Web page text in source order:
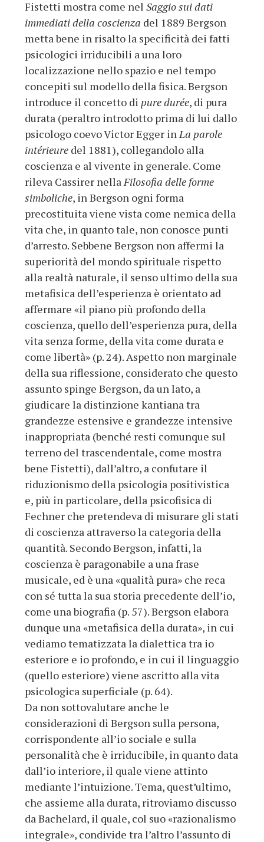
Fistetti mostra come nel Saggio sui dati
immediati della coscienza del 1889 Bergson
metta bene in risalto la specificità dei fatti
psicologici irriducibili a una loro
localizzazione nello spazio e nel tempo
concepiti sul modello della fisica. Bergson
introduce il concetto di pure durée, di pura
durata (peraltro introdotto prima di lui dallo
psicologo coevo Victor Egger inLa parole
intérieure del 1881), collegandolo alla
coscienza e al vivente in generale. Come
rileva Cassirer nellaFilosofia delle forme
simboliche, in Bergson ogni forma
precostituita viene vista come nemica della
vita che, in quanto tale, non conosce punti
d’arresto. Sebbene Bergson non affermi la
superiorità del mondo spirituale rispetto
alla realtà naturale, il senso ultimo della sua
metafisica dell’esperienza è orientato ad
affermare «il piano più profondo della
coscienza, quello dell’esperienza pura, della
vita senza forme, della vita come durata e
come libertà» (p. 24). Aspetto non marginale
della sua riflessione, considerato che questo
assunto spinge Bergson, da un lato, a
giudicare la distinzione kantiana tra
grandezze estensive e grandezze intensive
inappropriata (benché resti comunque sul
terreno del trascendentale, come mostra
bene Fistetti), dall’altro, a confutare il
riduzionismo della psicologia positivistica
e, più in particolare, della psicofisica di
Fechner che pretendeva di misurare gli stati
di coscienza attraverso la categoria della
quantità. Secondo Bergson, infatti, la
coscienza è paragonabile a una frase
musicale, ed è una «qualità pura» che reca
con sé tutta la sua storia precedente dell’io,
come una biografia (p. 57). Bergson elabora
dunque una «metafisica della durata», in cui
vediamo tematizzata la dialettica tra io
esteriore e io profondo, e in cui il linguaggio
(quello esteriore) viene ascritto alla vita
psicologica superficiale (p. 64).
Da non sottovalutare anche le
considerazioni di Bergson sulla persona,
corrispondente all’io sociale e sulla
personalità che è irriducibile, in quanto data
dall’io interiore, il quale viene attinto
mediante l’intuizione. Tema, quest’ultimo,
che assieme alla durata, ritroviamo discusso
da Bachelard, il quale, col suo «razionalismo
integrale», condivide tra l’altro l’assunto di